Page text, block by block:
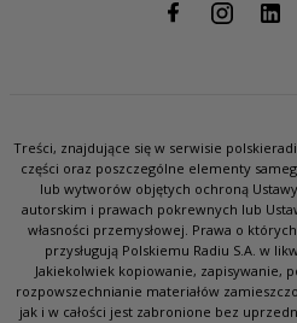
Treści, znajdujące się w serwisie
części oraz poszczególne elementy
lub wytworów objętych ochroną
autorskim i prawach pokrewnych lub
własności przemysłowej. Prawa o
przysługują Polskiemu Radiu S.A. w
Jakiekolwiek kopiowanie, zapisywanie,
rozpowszechnianie materiałów
jak i w całości jest zabronione bez